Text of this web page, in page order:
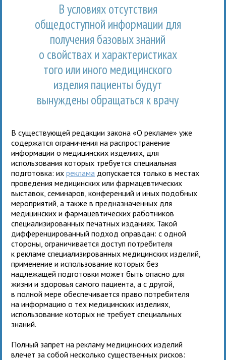
В условиях отсутствия
общедоступной информации для
получения базовых знаний
о свойствах и характеристиках
того или иного медицинского
изделия пациенты будут
вынуждены обращаться к врачу
В существующей редакции закона «О рекламе» уже
содержатся ограничения на распространение
информации о медицинских изделиях, для
использования которых требуется специальная
подготовка: ихреклама допускается только в местах
проведения медицинских или фармацевтических
выставок, семинаров, конференций и иных подобных
мероприятий, а также в предназначенных для
медицинских и фармацевтических работников
специализированных печатных изданиях. Такой
дифференцированный подход оправдан: с одной
стороны, ограничивается доступ потребителя
к рекламе специализированных медицинских изделий,
применение и использование которых без
надлежащей подготовки может быть опасно для
жизни и здоровья самого пациента, а с другой,
в полной мере обеспечивается право потребителя
на информацию о тех медицинских изделиях,
использование которых не требует специальных
знаний.
Полный запрет на рекламу медицинских изделий
влечет за собой несколько существенных рисков: